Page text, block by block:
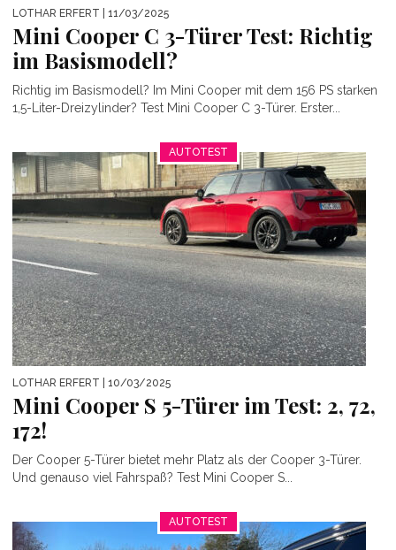
LOTHAR ERFERT | 11/03/2025
Mini Cooper C 3-Türer Test: Richtig
im Basismodell?
Richtig im Basismodell? Im Mini Cooper mit dem 156 PS starken
1,5-Liter-Dreizylinder? Test Mini Cooper C 3-Türer. Erster...
AUTOTEST
LOTHAR ERFERT | 10/03/2025
Mini Cooper S 5-Türer im Test: 2, 72,
172!
Der Cooper 5-Türer bietet mehr Platz als der Cooper 3-Türer.
Und genauso viel Fahrspaß? Test Mini Cooper S...
AUTOTEST